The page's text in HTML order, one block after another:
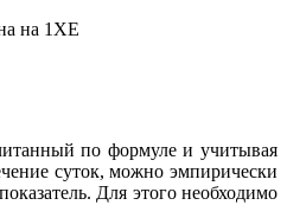
на 1ХЕ
по формуле и учитывая
суток, можно эмпирически
Для этого необходимо